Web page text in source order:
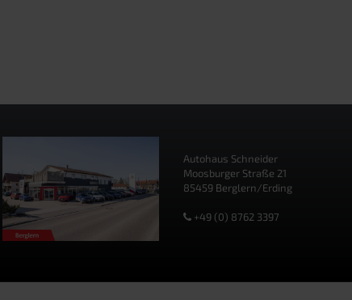
Autohaus Schneider
Moosburger Straße 21
85459 Berglern/Erding
+49 (0) 8762 3397